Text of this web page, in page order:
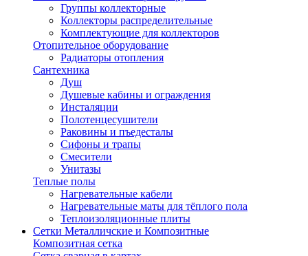
Группы коллекторные
Коллекторы распределительные
Комплектующие для коллекторов
Отопительное оборудование
Радиаторы отопления
Сантехника
Душ
Душевые кабины и ограждения
Инсталяции
Полотенцесушители
Раковины и пъедесталы
Сифоны и трапы
Смесители
Унитазы
Теплые полы
Нагревательные кабели
Нагревательные маты для тёплого пола
Теплоизоляционные плиты
Сетки Металличские и Композитные
Композитная сетка